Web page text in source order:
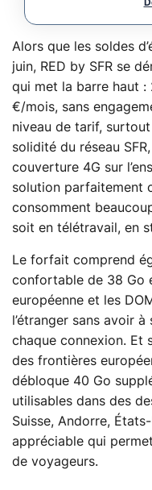
Alors que les soldes
juin, RED by SFR se
qui met la barre haut :
€/mois, sans
niveau de tarif, surtout
solidité du réseau
couverture 4G sur
solution parfaitement
consomment
soit en télétravail, en
Le forfait comprend
confortable de 38 Go
européenne et les
l’étranger sans avoir
chaque connexion. Et
des frontières
débloque 40 Go
utilisables dans des
Suisse, Andorre,
appréciable qui
de voyageurs.